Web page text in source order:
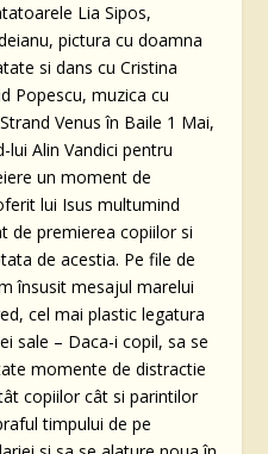
Lia Sipos,
pictura cu doamna
si dans cu Cristina
Popescu, muzica cu
Venus în Baile 1 Mai,
Alin Vandici pentru
un moment de
lui Isus multumind
de premierea copiilor si
de acestia. Pe file de
însusit mesajul marelui
cel mai plastic legatura
sale – Daca-i copil, sa se
momente de distractie
copiilor cât si parintilor
timpului de pe